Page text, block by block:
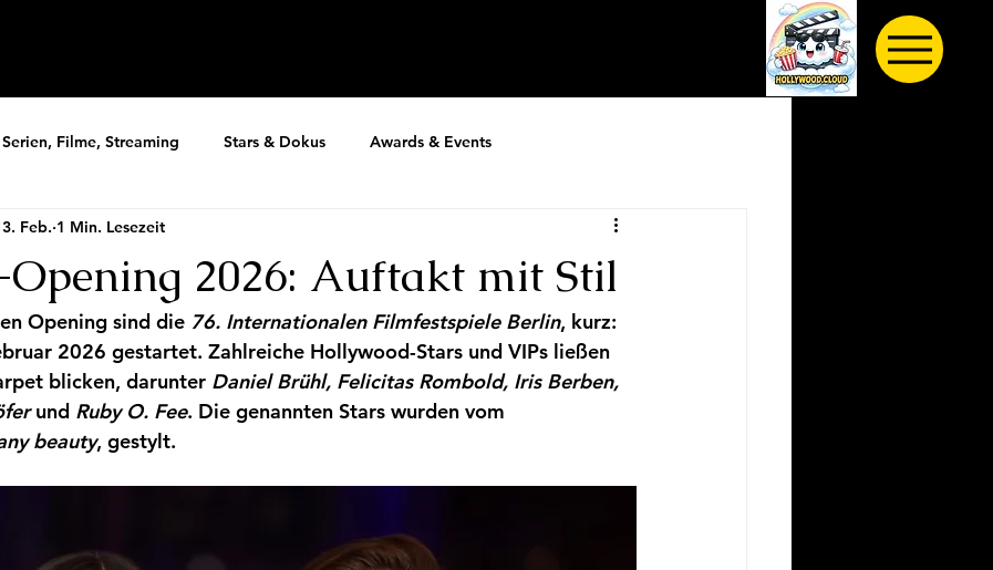
Serien, Filme, Streaming Stars & Dokus Awards & Events
2026: Auftakt mit Stil
Feb. 1 Min. Lesezeit
Opening sind die 76. Internationalen Filmfestspiele Berlin, kurz:
2026 gestartet. Zahlreiche Hollywood-Stars und VIPs ließen
blicken, darunter Daniel Brühl, Felicitas Rombold, Iris Berben,
und Ruby O. Fee. Die genannten Stars wurden vom
beauty, gestylt.